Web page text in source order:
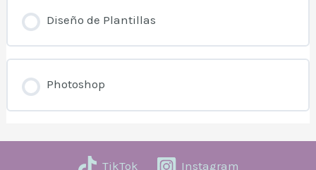
Diseño de Plantillas
Photoshop
TikTok Instagram